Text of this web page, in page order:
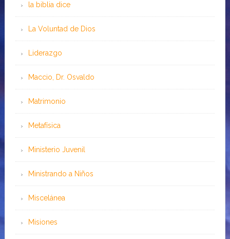
la biblia dice
La Voluntad de Dios
Liderazgo
Maccio, Dr. Osvaldo
Matrimonio
Metafísica
Ministerio Juvenil
Ministrando a Niños
Miscelánea
Misiones